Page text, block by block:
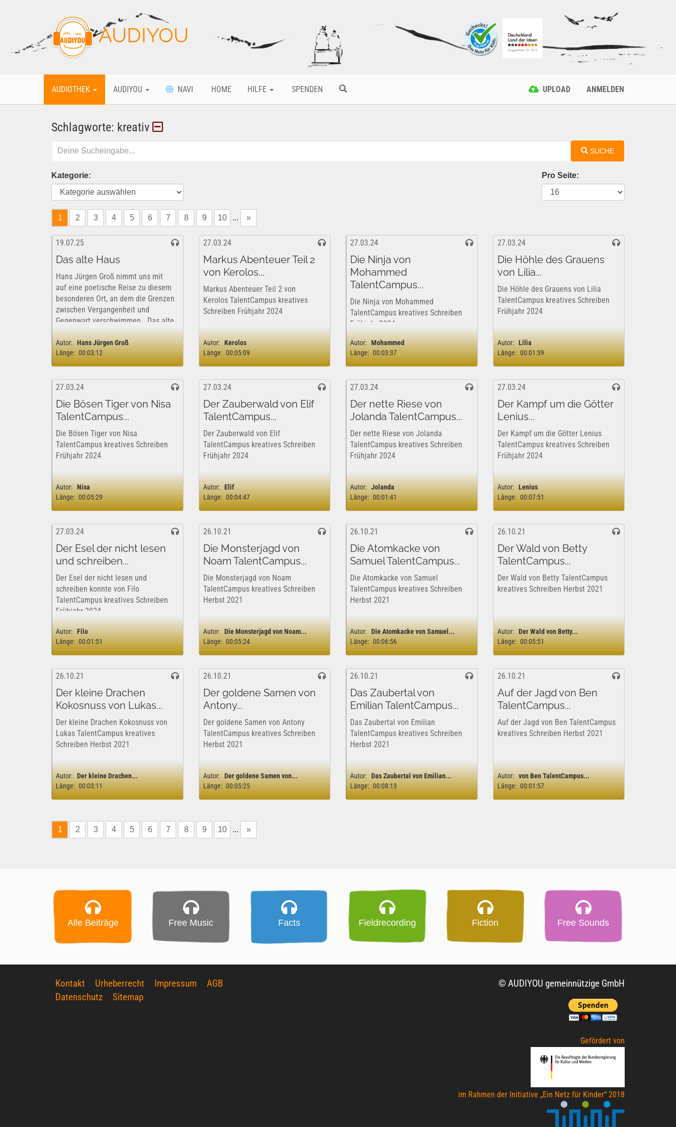
AUDIYOU
AUDIOTHEK AUDIYOU NAVI HOME HILFE SPENDEN UPLOAD ANMELDEN
Schlagworte: kreativ
SUCHE
Kategorie: Pro Seite:
1 2 3 4 5 6 7 8 9 10 ... »
19.07.25
Das alte Haus
Hans Jürgen Groß nimmt uns mit
auf eine poetische Reise zu diesem
besonderen Ort, an dem die Grenzen
zwischen Vergangenheit und
Gegenwart verschwimmen. „Das alte
Haus“ ist ein zärtlicher Dialog
zwischen Mensch und Bauwerk, ein
Monolog über Heimat,...
Autor: Hans Jürgen Groß
Länge: 00:03:12
27.03.24
Markus Abenteuer Teil 2
von Kerolos...
Markus Abenteuer Teil 2 von
Kerolos TalentCampus kreatives
Schreiben Frühjahr 2024
Autor: Kerolos
Länge: 00:05:09
27.03.24
Die Ninja von
Mohammed
TalentCampus...
Die Ninja von Mohammed
TalentCampus kreatives Schreiben
Frühjahr 2024
Autor: Mohammed
Länge: 00:03:37
27.03.24
Die Höhle des Grauens
von Lilia...
Die Höhle des Grauens von Lilia
TalentCampus kreatives Schreiben
Frühjahr 2024
Autor: Lilia
Länge: 00:01:39
27.03.24
Die Bösen Tiger von Nisa
TalentCampus...
Die Bösen Tiger von Nisa
TalentCampus kreatives Schreiben
Frühjahr 2024
Autor: Nisa
Länge: 00:05:29
27.03.24
Der Zauberwald von Elif
TalentCampus...
Der Zauberwald von Elif
TalentCampus kreatives Schreiben
Frühjahr 2024
Autor: Elif
Länge: 00:04:47
27.03.24
Der nette Riese von
Jolanda TalentCampus...
Der nette Riese von Jolanda
TalentCampus kreatives Schreiben
Frühjahr 2024
Autor: Jolanda
Länge: 00:01:41
27.03.24
Der Kampf um die Götter
Lenius...
Der Kampf um die Götter Lenius
TalentCampus kreatives Schreiben
Frühjahr 2024
Autor: Lenius
Länge: 00:07:51
27.03.24
Der Esel der nicht lesen
und schreiben...
Der Esel der nicht lesen und
schreiben konnte von Filo
TalentCampus kreatives Schreiben
Frühjahr 2024
Autor: Filo
Länge: 00:01:51
26.10.21
Die Monsterjagd von
Noam TalentCampus...
Die Monsterjagd von Noam
TalentCampus kreatives Schreiben
Herbst 2021
Autor: Die Monsterjagd von Noam...
Länge: 00:05:24
26.10.21
Die Atomkacke von
Samuel TalentCampus...
Die Atomkacke von Samuel
TalentCampus kreatives Schreiben
Herbst 2021
Autor: Die Atomkacke von Samuel...
Länge: 00:06:56
26.10.21
Der Wald von Betty
TalentCampus...
Der Wald von Betty TalentCampus
kreatives Schreiben Herbst 2021
Autor: Der Wald von Betty...
Länge: 00:05:51
26.10.21
Der kleine Drachen
Kokosnuss von Lukas...
Der kleine Drachen Kokosnuss von
Lukas TalentCampus kreatives
Schreiben Herbst 2021
Autor: Der kleine Drachen...
Länge: 00:03:11
26.10.21
Der goldene Samen von
Antony...
Der goldene Samen von Antony
TalentCampus kreatives Schreiben
Herbst 2021
Autor: Der goldene Samen von...
Länge: 00:05:25
26.10.21
Das Zaubertal von
Emilian TalentCampus...
Das Zaubertal von Emilian
TalentCampus kreatives Schreiben
Herbst 2021
Autor: Das Zaubertal von Emilian...
Länge: 00:08:13
26.10.21
Auf der Jagd von Ben
TalentCampus...
Auf der Jagd von Ben TalentCampus
kreatives Schreiben Herbst 2021
Autor: von Ben TalentCampus...
Länge: 00:01:57
1 2 3 4 5 6 7 8 9 10 ... »
Alle Beiträge Free Music Facts Fieldrecording Fiction Free Sounds
Kontakt Urheberrecht Impressum
AGB
Datenschutz
Sitemap
© AUDIYOU gemeinnützige GmbH
Gefördert von
im Rahmen der Initiative „Ein Netz für Kinder“ 2018